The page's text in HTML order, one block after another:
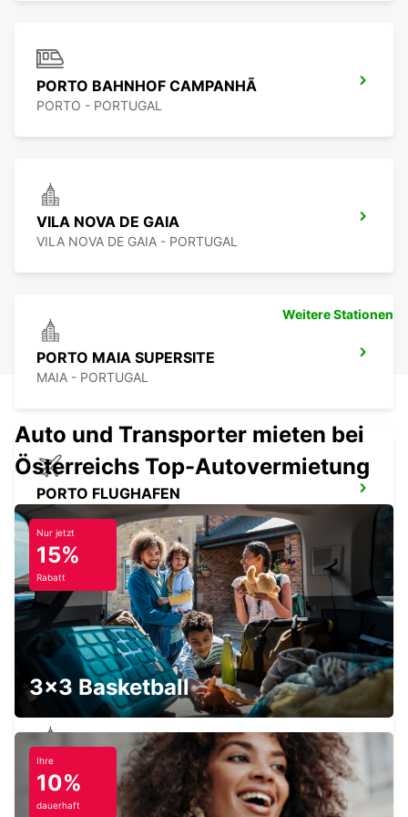
PORTO BAHNHOF CAMPANHÃ
PORTO - PORTUGAL
VILA NOVA DE GAIA
VILA NOVA DE GAIA - PORTUGAL
PORTO MAIA SUPERSITE
MAIA - PORTUGAL
PORTO FLUGHAFEN
SANTA MARIA DA FEIRA
SANTA MARIA DA FEIRA - PORTUGAL
PENAFIEL
PENAFIEL - PORTUGAL
Weitere Stationen
Auto und Transporter mieten bei
Österreichs Top-Autovermietung
Nur jetzt
15%
Rabatt
3x3 Basketball
Ihre
10%
dauerhaft